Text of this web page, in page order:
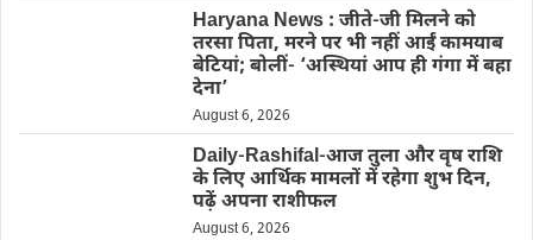
Haryana News : जीते-जी मिलने को
तरसा पिता, मरने पर भी नहीं आईं कामयाब
बेटियां; बोलीं- ‘अस्थियां आप ही गंगा में बहा
देना’
August 6, 2026
Daily-Rashifal-आज तुला और वृष राशि
के लिए आर्थिक मामलों में रहेगा शुभ दिन,
पढ़ें अपना राशीफल
August 6, 2026